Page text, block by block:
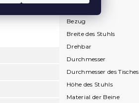
Bezug
Breite des Stuhls
Drehbar
Durchmesser
Durchmesser des Tisches
Höhe des Stuhls
Material der Beine